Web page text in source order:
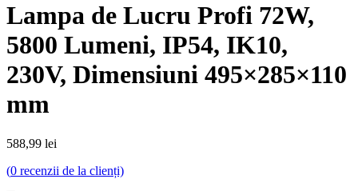
Lampa de Lucru Profi 72W,
5800 Lumeni, IP54, IK10,
230V, Dimensiuni 495×285×110
mm
588,99 lei
(0 recenzii de la clienți)